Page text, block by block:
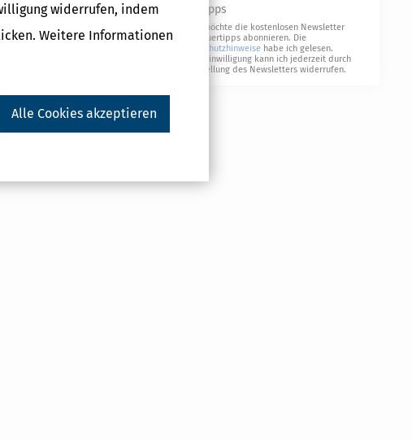
widerrufen, indem
Weitere Informationen
Alle Cookies akzeptieren
Geldtipps
Ja, ich möchte die kostenlosen Newsletter
von Steuertipps abonnieren. Die
Datenschutzhinweise habe ich gelesen.
Meine Einwilligung kann ich jederzeit durch
Abbestellung des Newsletters widerrufen.